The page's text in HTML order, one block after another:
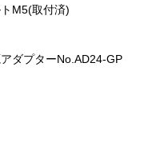
M5(取付済)
ダプターNo.AD24-GP